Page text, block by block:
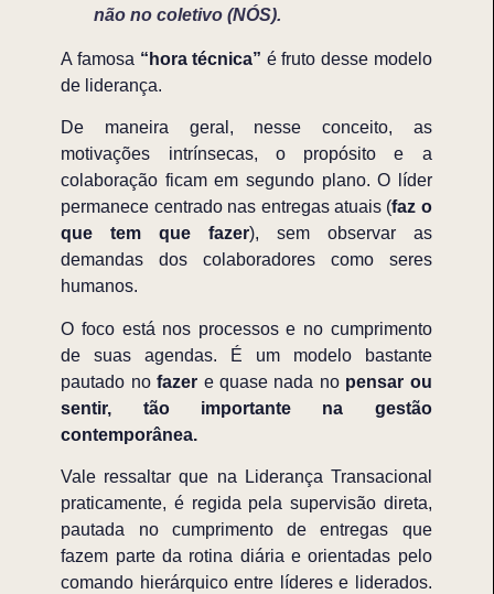
não no coletivo (NÓS).
A famosa “hora técnica” é fruto desse modelo
de liderança.
De maneira geral, nesse conceito, as
motivações intrínsecas, o propósito e a
colaboração ficam em segundo plano. O líder
permanece centrado nas entregas atuais (faz o
que tem que fazer), sem observar as
demandas dos colaboradores como seres
humanos.
O foco está nos processos e no cumprimento
de suas agendas. É um modelo bastante
pautado nofazer e quase nada no pensar ou
sentir, tão importante na gestão
contemporânea.
Vale ressaltar que na Liderança Transacional
praticamente, é regida pela supervisão direta,
pautada no cumprimento de entregas que
fazem parte da rotina diária e orientadas pelo
comando hierárquico entre líderes e liderados.